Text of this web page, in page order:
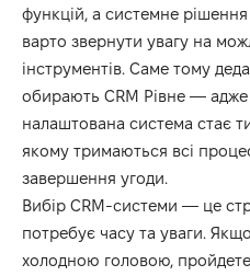
функцій, а системне
варто звернути увагу на
інструментів. Саме тому
обирають CRM Рівне — адже
налаштована система стає
якому тримаються всі
завершення угоди.
Вибір CRM-системи — це
потребує часу та уваги.
холодною головою, пройдете